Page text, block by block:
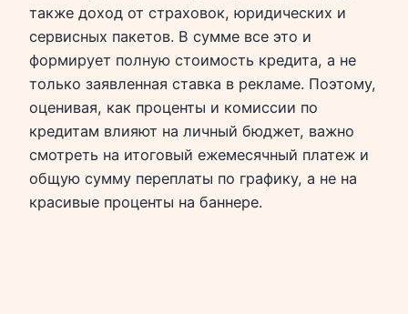
также доход от страховок, юридических и
сервисных пакетов. В сумме все это и
формирует полную стоимость кредита, а не
только заявленная ставка в рекламе. Поэтому,
оценивая, как проценты и комиссии по
кредитам влияют на личный бюджет, важно
смотреть на итоговый ежемесячный платеж и
общую сумму переплаты по графику, а не на
красивые проценты на баннере.